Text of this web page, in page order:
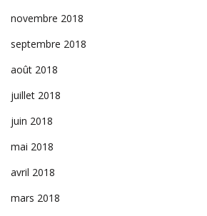
novembre 2018
septembre 2018
août 2018
juillet 2018
juin 2018
mai 2018
avril 2018
mars 2018